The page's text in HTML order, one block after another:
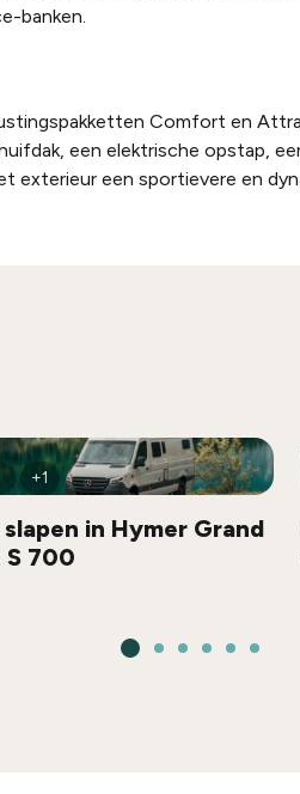
banken.
Comfort en
een elektrische opstap,
exterieur een sportievere en
+1
in Hymer Grand
S 700